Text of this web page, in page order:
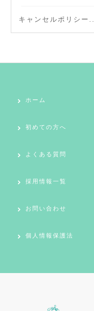
キャンセルポリシー...
ホーム
初めての方へ
よくある質問
採用情報一覧
お問い合わせ
個人情報保護法